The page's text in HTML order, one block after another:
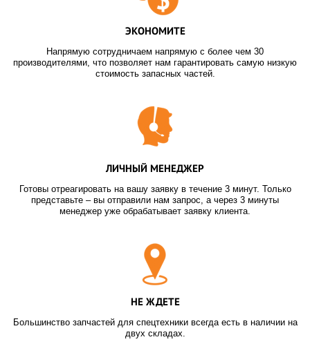
ЭКОНОМИТЕ
Напрямую сотрудничаем напрямую с более чем 30
производителями, что позволяет нам гарантировать самую низкую
стоимость запасных частей.
ЛИЧНЫЙ МЕНЕДЖЕР
Готовы отреагировать на вашу заявку в течение 3 минут. Только
представьте – вы отправили нам запрос, а через 3 минуты
менеджер уже обрабатывает заявку клиента.
НЕ ЖДЕТЕ
Большинство запчастей для спецтехники всегда есть в наличии на
двух складах.